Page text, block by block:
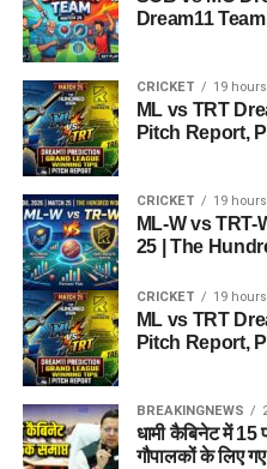
Dream11
CRICKET 19
ML vs TRT
Pitch Report,
CRICKET 19
ML-W vs
25 | The
CRICKET 19
ML vs TRT
Pitch Report,
BREAKINGNEWS
धामी कैबिनेट में 15
गौपालकों के लिए